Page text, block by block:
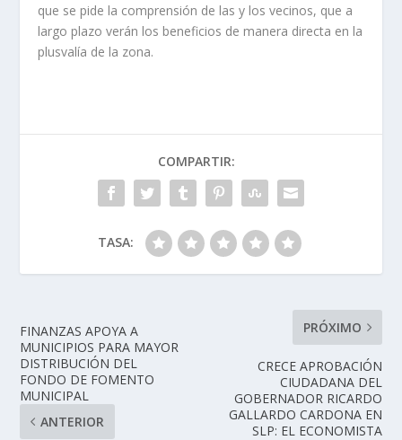
que se pide la comprensión de las y los vecinos, que a
largo plazo verán los beneficios de manera directa en la
plusvalía de la zona.
COMPARTIR:
TASA:
FINANZAS APOYA A
MUNICIPIOS PARA MAYOR
DISTRIBUCIÓN DEL
FONDO DE FOMENTO
MUNICIPAL
ANTERIOR
PRÓXIMO
CRECE APROBACIÓN
CIUDADANA DEL
GOBERNADOR RICARDO
GALLARDO CARDONA EN
SLP: EL ECONOMISTA